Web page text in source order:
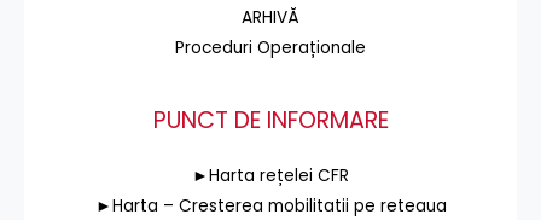
ARHIVĂ
Proceduri Operaționale
PUNCT DE INFORMARE
►Harta rețelei CFR
►Harta – Cresterea mobilitatii pe reteaua